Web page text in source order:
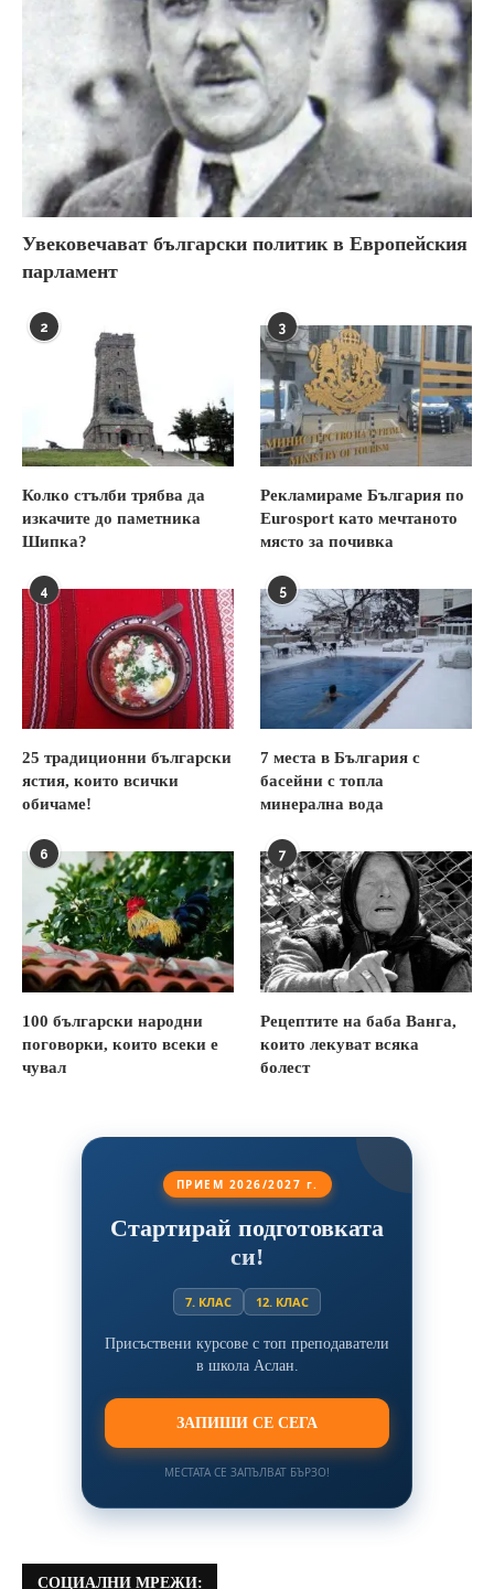
Увековечават български политик в Европейския
парламент
2
Колко стълби трябва да
изкачите до паметника
Шипка?
3
Рекламираме България по
Eurosport като мечтаното
място за почивка
4
25 традиционни български
ястия, които всички
обичаме!
5
7 места в България с
басейни с топла
минерална вода
6
100 български народни
поговорки, които всеки е
чувал
7
Рецептите на баба Ванга,
които лекуват всяка
болест
ПРИЕМ 2026/2027 г.
Стартирай подготовката
си!
7. КЛАС 12. КЛАС
Присъствени курсове с топ преподаватели
в школа Аслан.
ЗАПИШИ СЕ СЕГА
МЕСТАТА СЕ ЗАПЪЛВАТ БЪРЗО!
СОЦИАЛНИ МРЕЖИ: